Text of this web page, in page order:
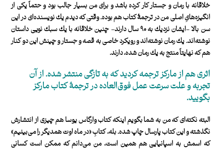
خلاقانه با رمان و جستار كار كرده باشد و برای من بسيار جالب بود و حتماً يكی از
انگيزه‌هایِ اصلی من در ترجمۀ كتاب هم بوده. وقتی كه ديدم يك نويسنده‌ای در اين
سن بالا -ايشان نزديك به ۹۰ سال دارند- چنين خلاقانه با يك سبك نويی داستان
نوشته‌اند. يك رمان نوشته‌اند و رويكرد خاصی به قصه و جستار و چينش اين دو كنار
هم كه نهايتاً منتج به يك رمان شده، دارند.
اثری هم از ماركز ترجمه كرديد كه به تازگی منتشر شده. از آن
تجربه‌ و علت سرعت عمل فوق‌العاده در ترجمۀ كتاب ماركز
بگوييد.
البته نكته‌ای كه من به شما بگويم اينكه كتاب وارگاس ‌يوسا هم چيزی از انتشارش
نگذشته و اين كتاب پارسال چاپ شده. بله، كتابِ «در ماه اوت همديگر را می‌بينيم»
كه اسمش به اسپانيايی هم همين است، من می‌دانم كه ممكن است كسانی